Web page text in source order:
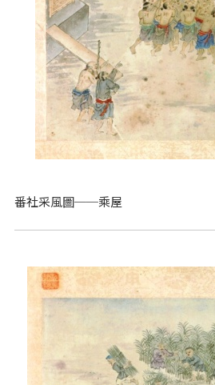
番社采風圖──乘屋